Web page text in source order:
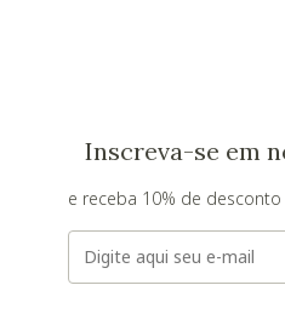
Inscreva-se em
e receba 10% de
E-mail